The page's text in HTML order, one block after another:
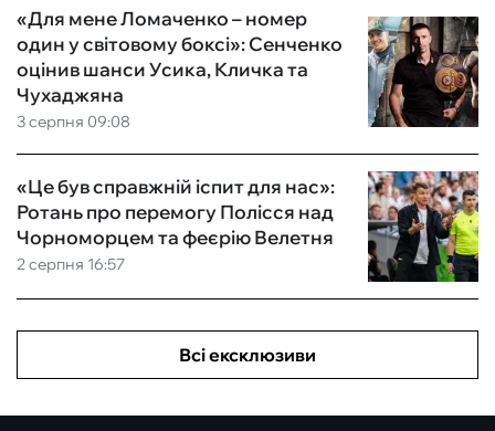
3 серпня 09:08
«Для мене Ломаченко – номер
один у світовому боксі»: Сенченко
оцінив шанси Усика, Кличка та
Чухаджяна
2 серпня 16:57
«Це був справжній іспит для нас»:
Ротань про перемогу Полісся над
Чорноморцем та феєрію Велетня
Всі ексклюзиви